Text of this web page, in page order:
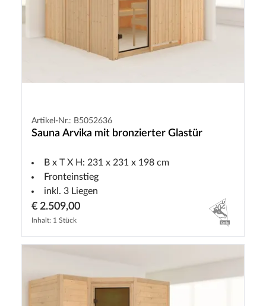
Artikel-Nr.: B5052636
Sauna Arvika mit bronzierter Glastür
B x T X H: 231 x 231 x 198 cm
Fronteinstieg
inkl. 3 Liegen
€ 2.509,00
Inhalt: 1 Stück